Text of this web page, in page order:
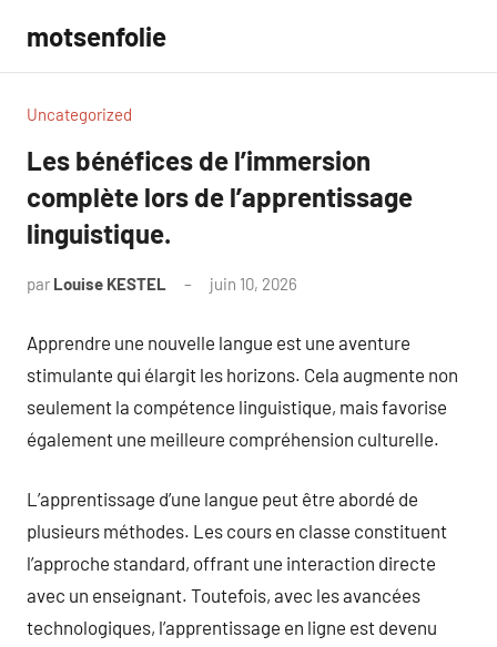
contenu
motsenfolie
Uncategorized
Les bénéfices de l’immersion
complète lors de l’apprentissage
linguistique.
par Louise KESTEL juin 10, 2026
Apprendre une nouvelle langue est une aventure
stimulante qui élargit les horizons. Cela augmente non
seulement la compétence linguistique, mais favorise
également une meilleure compréhension culturelle.
L’apprentissage d’une langue peut être abordé de
plusieurs méthodes. Les cours en classe constituent
l’approche standard, offrant une interaction directe
avec un enseignant. Toutefois, avec les avancées
technologiques, l’apprentissage en ligne est devenu